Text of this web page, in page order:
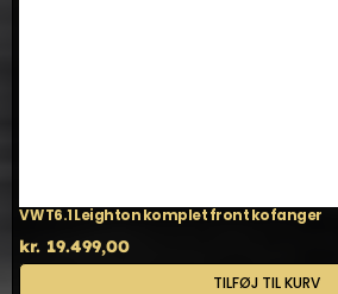
VW T6.1 Leighton komplet front kofanger
kr. 19.499,00
TILFØJ TIL KURV